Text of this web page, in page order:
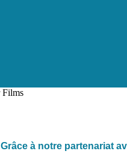
Grâce à notre partenariat